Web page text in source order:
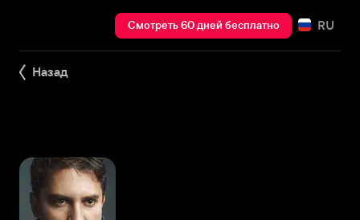
Смотреть 60 дней бесплатно RU
Назад